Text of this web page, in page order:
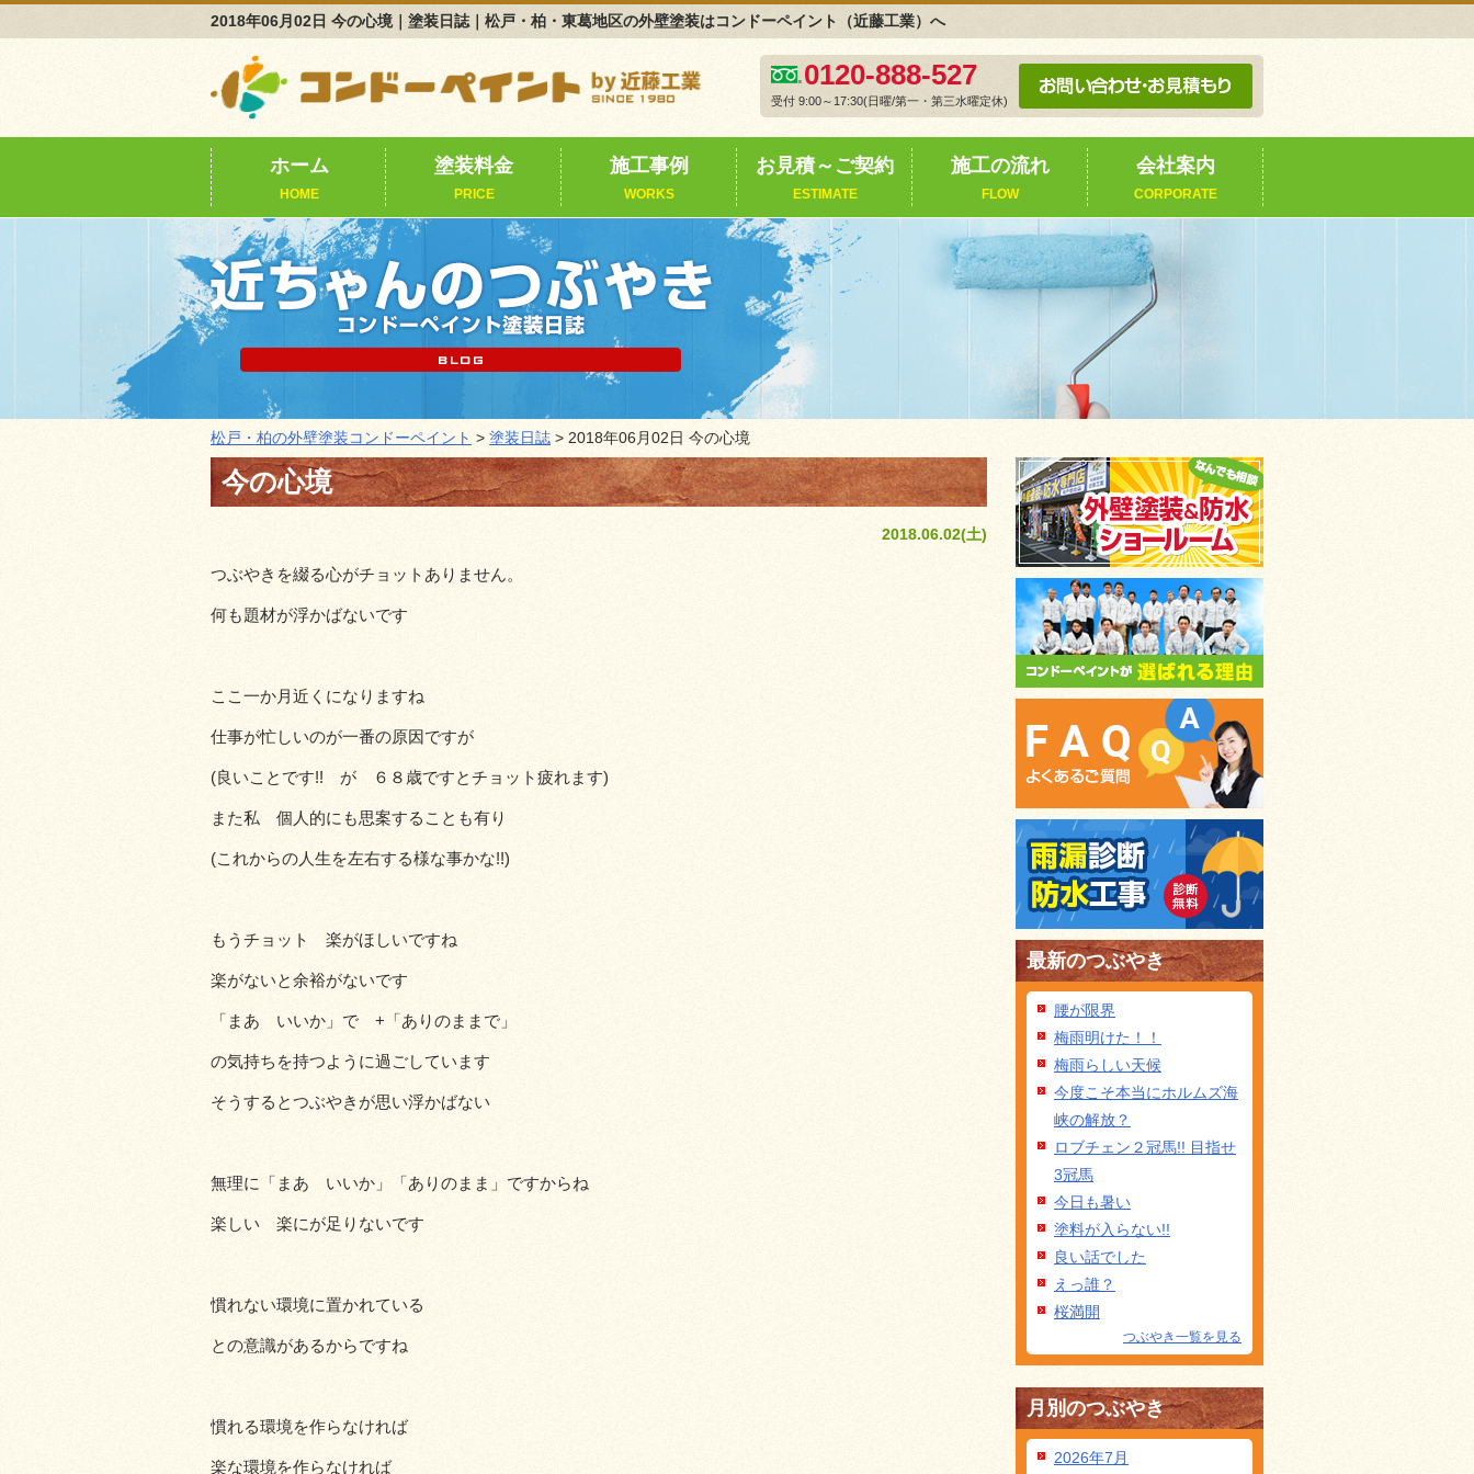
2018年06月02日 今の心境｜塗装日誌｜松戸・柏・東葛地区の外壁塗装はコンドーペイント（近藤工業）へ
0120-888-527
受付 9:00～17:30(日曜/第一・第三水曜定休)
ホーム
HOME
塗装料金
PRICE
施工事例
WORKS
お見積～ご契約
ESTIMATE
施工の流れ
FLOW
会社案内
CORPORATE
松戸・柏の外壁塗装コンドーペイント > 塗装日誌 > 2018年06月02日 今の心境
今の心境
2018.06.02(土)
つぶやきを綴る心がチョットありません。
何も題材が浮かばないです
ここ一か月近くになりますね
仕事が忙しいのが一番の原因ですが
(良いことです!! が ６８歳ですとチョット疲れます)
また私 個人的にも思案することも有り
(これからの人生を左右する様な事かな!!)
もうチョット 楽がほしいですね
楽がないと余裕がないです
「まあ いいか」で +「ありのままで」
の気持ちを持つように過ごしています
そうするとつぶやきが思い浮かばない
無理に「まあ いいか」「ありのまま」ですからね
楽しい 楽にが足りないです
慣れない環境に置かれている
との意識があるからですね
慣れる環境を作らなければ
楽な環境を作らなければ
最新のつぶやき
腰が限界
梅雨明けた！！
梅雨らしい天候
今度こそ本当にホルムズ海
峡の解放？
ロブチェン２冠馬!! 目指せ
3冠馬
今日も暑い
塗料が入らない!!
良い話でした
えっ誰？
桜満開
つぶやき一覧を見る
月別のつぶやき
2026年7月